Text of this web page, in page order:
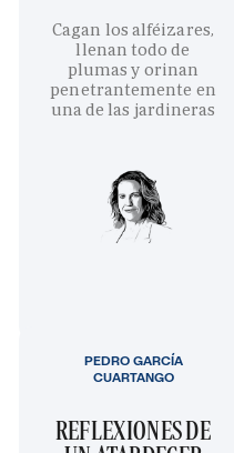
Cagan los alféizares,
llenan todo de
plumas y orinan
penetrantemente en
una de las jardineras
REFLEXIONES DE
PEDRO GARCÍA
CUARTANGO